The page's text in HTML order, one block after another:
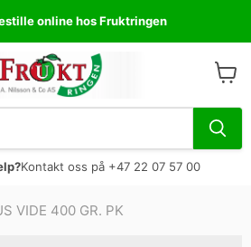
online hos Fruktringen
Kontakt oss på +47 22 07 57 00
VIDE 400 GR. PK